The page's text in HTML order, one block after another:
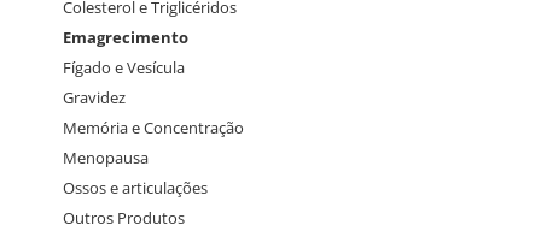
Colesterol e Triglicéridos
Emagrecimento
Fígado e Vesícula
Gravidez
Memória e Concentração
Menopausa
Ossos e articulações
Outros Produtos